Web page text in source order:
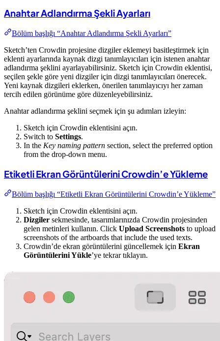
Anahtar Adlandırma Şekli Ayarları
Bölüm başlığı “Anahtar Adlandırma Şekli Ayarları”
Sketch’ten Crowdin projesine dizgiler eklemeyi basitleştirmek için
eklenti ayarlarında kaynak dizgi tanımlayıcıları için istenen anahtar
adlandırma şeklini ayarlayabilirsiniz. Sketch için Crowdin eklentisi,
seçilen şekle göre yeni dizgiler için dizgi tanımlayıcıları önerecek.
Yeni kaynak dizgileri eklerken, önerilen tanımlayıcıyı her zaman
tercih edilen görünüme göre düzenleyebilirsiniz.
Anahtar adlandırma şeklini seçmek için şu adımları izleyin:
Sketch için Crowdin eklentisini açın.
Switch to Settings.
In the Key naming pattern section, select the preferred option
from the drop-down menu.
Etiketli Ekran Görüntülerini Crowdin’e Yükleme
Bölüm başlığı “Etiketli Ekran Görüntülerini Crowdin’e Yükleme”
Sketch için Crowdin eklentisini açın.
Dizgiler sekmesinde, tasarımlarınızda Crowdin projesinden
gelen metinleri kullanın. Click Upload Screenshots to upload
screenshots of the artboards that include the used texts.
Crowdin’de ekran görüntülerini güncellemek için Ekran
Görüntülerini Yükle’ye tekrar tıklayın.